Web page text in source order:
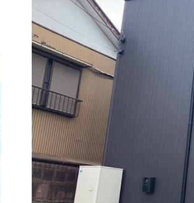
3LDK
優しく差し込む光がゆとりをもたら
す吹抜けの家